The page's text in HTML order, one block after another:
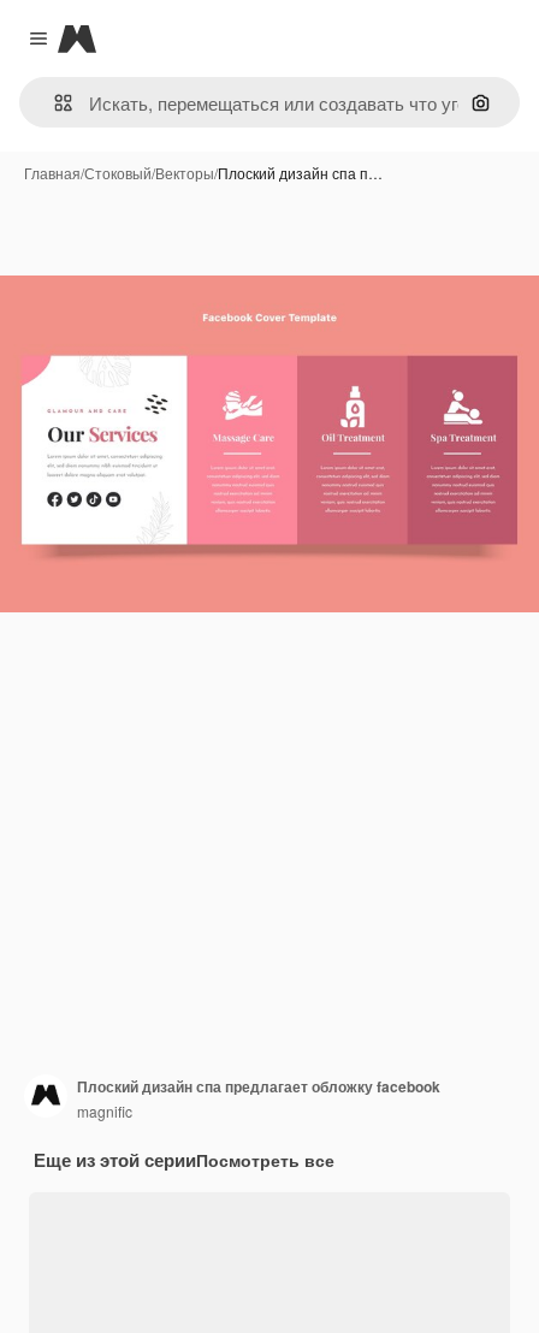
Close menu
Magnific
Поиск
Главная/Стоковый/Векторы/Плоский дизайн спа п…
Плоский дизайн спа предлагает обложку facebook
magnific
Еще из этой серииПосмотреть все